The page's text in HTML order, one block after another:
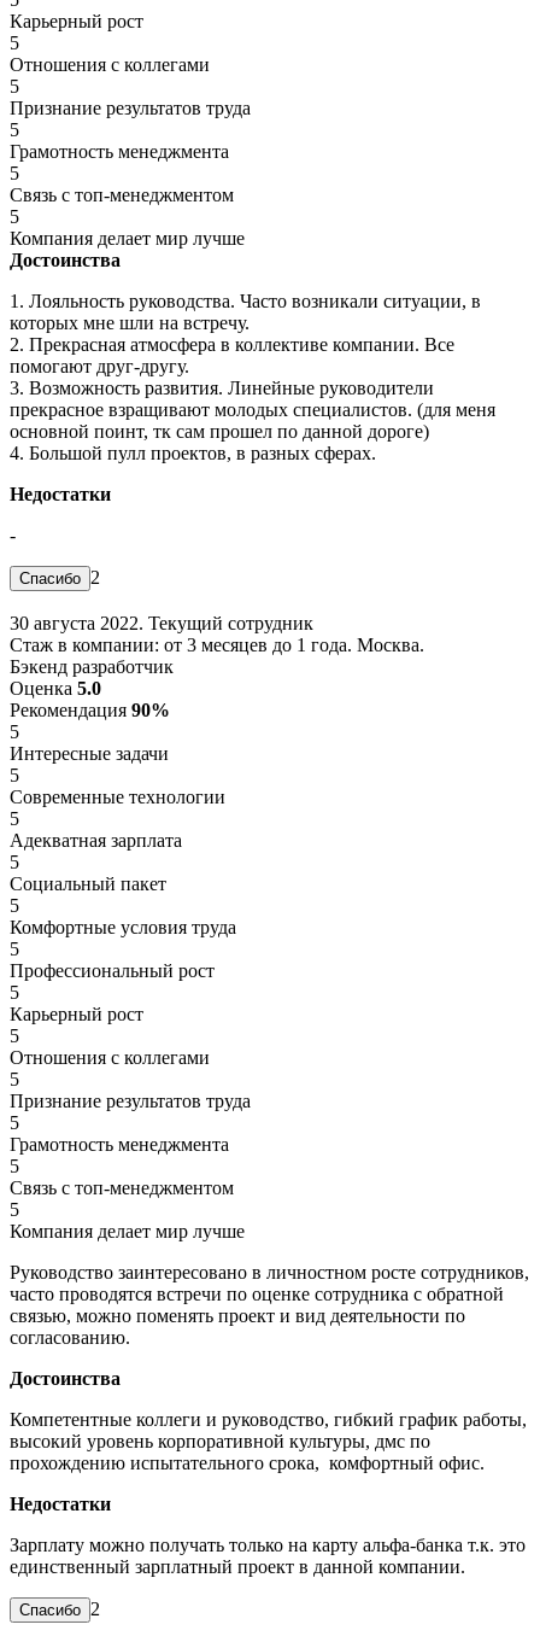
Карьерный рост
5
Отношения с коллегами
5
Признание результатов труда
5
Грамотность менеджмента
5
Связь с топ-менеджментом
5
Компания делает мир лучше
Достоинства
1. Лояльность руководства. Часто возникали ситуации, в
которых мне шли на встречу.
2. Прекрасная атмосфера в коллективе компании. Все
помогают друг-другу.
3. Возможность развития. Линейные руководители
прекрасное взращивают молодых специалистов. (для меня
основной поинт, тк сам прошел по данной дороге)
4. Большой пулл проектов, в разных сферах.
Недостатки
-
2
30 августа 2022. Текущий сотрудник
Стаж в компании: от 3 месяцев до 1 года. Москва.
Бэкенд разработчик
Оценка 5.0
Рекомендация 90%
5
Интересные задачи
5
Современные технологии
5
Адекватная зарплата
5
Социальный пакет
5
Комфортные условия труда
5
Профессиональный рост
5
Карьерный рост
5
Отношения с коллегами
5
Признание результатов труда
5
Грамотность менеджмента
5
Связь с топ-менеджментом
5
Компания делает мир лучше
Руководство заинтересовано в личностном росте сотрудников,
часто проводятся встречи по оценке сотрудника с обратной
связью, можно поменять проект и вид деятельности по
согласованию.
Достоинства
Компетентные коллеги и руководство, гибкий график работы,
высокий уровень корпоративной культуры, дмс по
прохождению испытательного срока, комфортный офис.
Недостатки
Зарплату можно получать только на карту альфа-банка т.к. это
единственный зарплатный проект в данной компании.
2